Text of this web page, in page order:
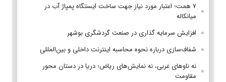
۷ همت؛ اعتبار مورد نیاز جهت ساخت ایستگاه پمپاژ آب در
میانکاله
افزایش سرمایه گذاری در صنعت گردشگری بوشهر
شفاف‌سازی درباره نحوه محاسبه اینترنت داخلی و بین‌المللی
نه ناوهای غربی، نه نمایش‌های ریاض؛ دریا در دستان محور
مقاومت